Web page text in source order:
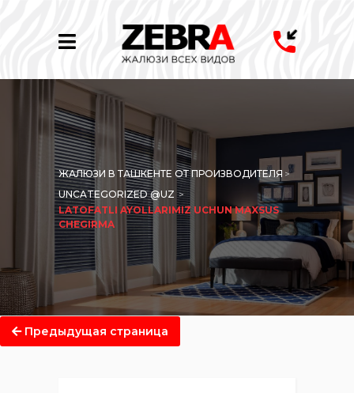
ЖАЛЮЗИ В ТАШКЕНТЕ ОТ ПРОИЗВОДИТЕЛЯ >
UNCATEGORIZED @UZ >
LATOFATLI AYOLLARIMIZ UCHUN MAXSUS
CHEGIRMA
Предыдущая страница